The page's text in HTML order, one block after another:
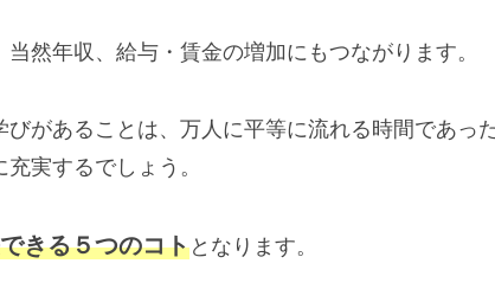
然年収、給与・賃金の増加にもつながります。
があることは、 万人に平等に流れる時間であっ
充実するでしょう。
きる５つのコトとなります。